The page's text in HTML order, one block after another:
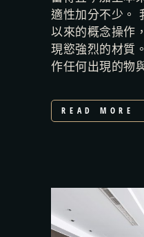
適性加分不少。
以來的概念操作
現慾強烈的材質
作任何出現的物
READ MORE